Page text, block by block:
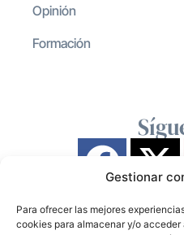
Gestionar
Para ofrecer las mejores
cookies para almacenar y/o
Opinión
Formación